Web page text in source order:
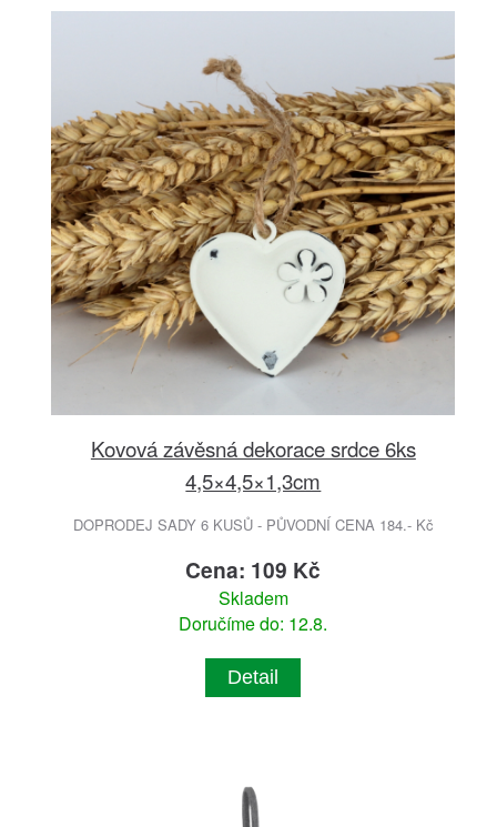
Kovová závěsná dekorace srdce 6ks
4,5×4,5×1,3cm
DOPRODEJ SADY 6 KUSŮ - PŮVODNÍ CENA 184.- Kč
Cena: 109 Kč
Skladem
Doručíme do: 12.8.
Detail